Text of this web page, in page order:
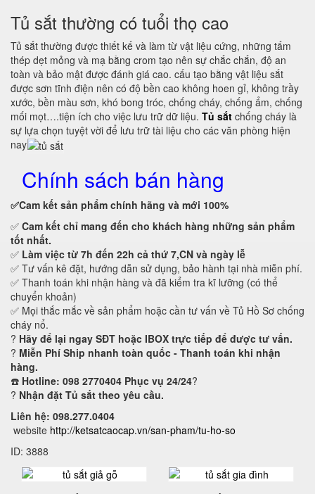
Tủ sắt thường có tuổi thọ cao
Tủ sắt thường được thiết kế và làm từ vật liệu cứng, những tấm
thép dẹt mỏng và mạ bằng crom tạo nên sự chắc chắn, độ an
toàn và bảo mật được đánh giá cao. cấu tạo bằng vật liệu sắt
được sơn tĩnh điện nên có độ bền cao không hoen gỉ, không trầy
xước, bền màu sơn, khó bong tróc, chống cháy, chống ẩm, chống
mối mọt….tiện ích cho việc lưu trữ dữ liệu. Tủ sắt chống cháy là
sự lựa chọn tuyệt vời để lưu trữ tài liệu cho các văn phòng hiện
nay
Chính sách bán hàng
✅Cam kết sản phẩm chính hãng và mới 100%
✅ Cam kết chỉ mang đến cho khách hàng những sản phẩm
tốt nhất.
✅ Làm việc từ 7h đến 22h cả thứ 7,CN và ngày lễ
✅ Tư vấn kê đặt, hướng dẫn sử dụng, bảo hành tại nhà miễn phí.
✅ Thanh toán khi nhận hàng và đã kiểm tra kĩ lưỡng (có thể
chuyển khoản)
✅ Mọi thắc mắc về sản phẩm hoặc cần tư vấn về Tủ Hồ Sơ chống
cháy nổ.
? Hãy để lại ngay SĐT hoặc IBOX trực tiếp để được tư vấn.
? Miễn Phí Ship nhanh toàn quốc - Thanh toán khi nhận
hàng.
☎️ Hotline: 098 2770404 Phục vụ 24/24?
? Nhận đặt Tủ sắt theo yêu cầu.
Liên hệ: 098.277.0404
website http://ketsatcaocap.vn/san-pham/tu-ho-so
ID: 3888